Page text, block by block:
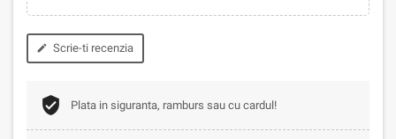
edit Scrie-ti recenzia
Plata in siguranta, ramburs sau cu cardul!